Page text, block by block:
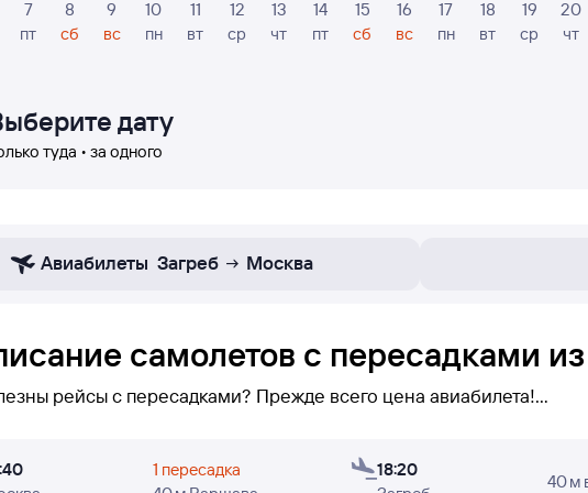
7
пт
8
сб
9
вс
10
пн
11
вт
12
ср
13
чт
14
пт
15
сб
16
вс
17
пн
18
вт
19
ср
20
чт
дату
туда • за одного
Авиабилеты Загреб Москва
самолетов с пересадками
рейсы с пересадками? Прежде всего цена авиабилета!
перелетов из Москвы в Загреб не оказалось, или вы
1 пересадка
18:20
40 м